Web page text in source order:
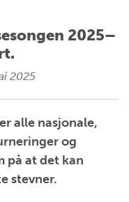
2025–
2025
alle nasjonale,
og
på at det kan
stevner.